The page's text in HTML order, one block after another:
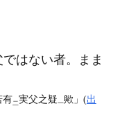
はない者。まま
有二実父之疑一歟」(出